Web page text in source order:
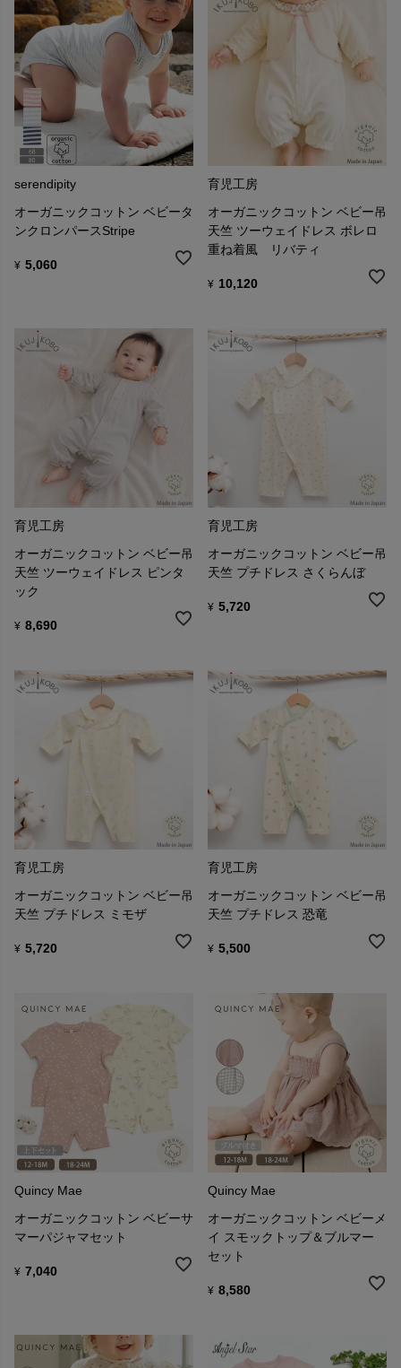
serendipity
オーガニックコットン ベビータ
ンクロンパースStripe
¥ 5,060
育児工房
オーガニックコットン ベビー吊
天竺 ツーウェイドレス ボレロ
重ね着風 リバティ
¥ 10,120
育児工房
オーガニックコットン ベビー吊
天竺 ツーウェイドレス ピンタ
ック
¥ 8,690
育児工房
オーガニックコットン ベビー吊
天竺 プチドレス さくらんぼ
¥ 5,720
育児工房
オーガニックコットン ベビー吊
天竺 プチドレス ミモザ
¥ 5,720
育児工房
オーガニックコットン ベビー吊
天竺 プチドレス 恐竜
¥ 5,500
Quincy Mae
オーガニックコットン ベビーサ
マーパジャマセット
¥ 7,040
Quincy Mae
オーガニックコットン ベビーメ
イ スモックトップ＆ブルマー
セット
¥ 8,580